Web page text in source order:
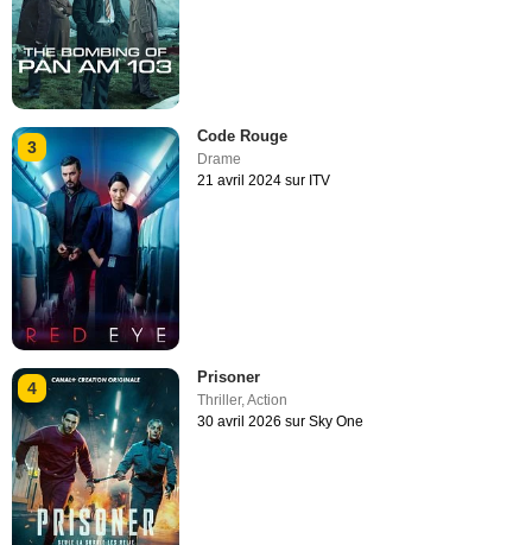
3
Code Rouge
Drame
21 avril 2024 sur ITV
4
Prisoner
Thriller,Action
30 avril 2026 sur Sky One